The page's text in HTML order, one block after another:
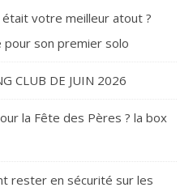
votre meilleur atout ?
pour son premier solo
CLUB DE JUIN 2026
la Fête des Pères ? la box
rester en sécurité sur les